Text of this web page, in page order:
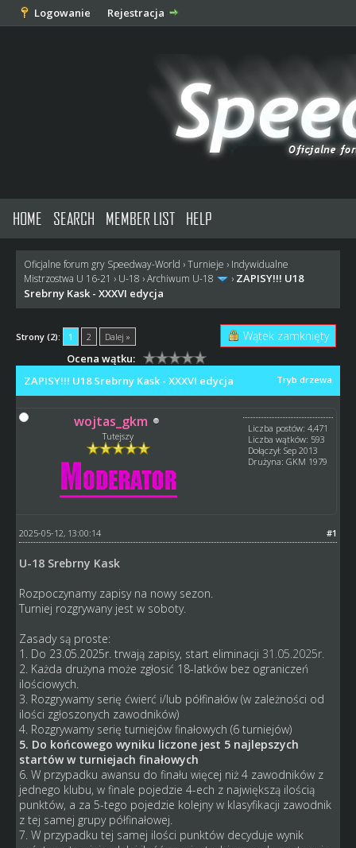
Logowanie Rejestracja
HOME SEARCH MEMBER LIST HELP
Oficjalne forum gry Speedway-World ›Turnieje › Indywidualne
Mistrzostwa U 16-21 › U-18 ›Archiwum U-18 › ZAPISY!!! U18
Srebrny Kask - XXXVI edycja
Strony (2): 1 2 Dalej » Wątek zamknięty
Ocena wątku:
Tryb drzewa
ZAPISY!!! U18 Srebrny Kask - XXXVI edycja
wojtas_gkm
Tutejszy
Liczba postów: 4,471
Liczba wątków: 593
Dołączył: Sep 2013
Drużyna: GKM 1979
#1
2025-05-12, 13:00:14
U-18 Srebrny Kask
Rozpoczynamy zapisy na nowy sezon.
Turniej rozgrywany jest w soboty.
Zasady są proste:
1. Do 23.05.2025r. trwają zapisy, start eliminacji 31.05.2025r.
2. Każda drużyna może zgłosić 18-latków bez ograniczeń
ilościowych.
3. Rozgrywamy serię ćwierć i/lub półfinałów (w zależności od
ilości zgłoszonych zawodników)
4. Rozgrywamy serię turniejów finałowych (6 turniejów)
5. Do końcowego wyniku liczone jest 5 najlepszych
startów w turniejach finałowych
6. W przypadku awansu do finału więcej niż 4 zawodników z
jednego klubu, w finale pojedzie 4-ech z największą ilością
punktów, a za 5-tego pojedzie kolejny w klasyfikacji zawodnik
z tej samej grupy półfinałowej.
7. W przypadku tej samej ilości punktów decyduje wynik